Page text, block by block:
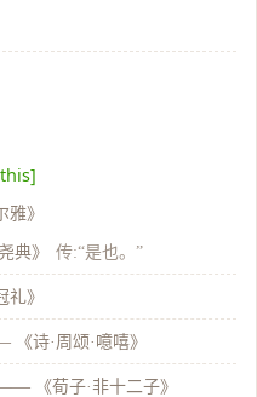
雅》
典》 传:“是也。”
礼》
《诗·周颂·噫嘻》
《荀子·非十二子》